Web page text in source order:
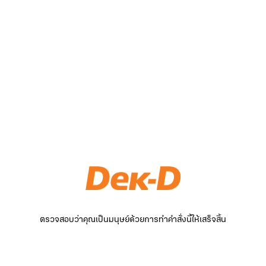
ตรวจสอบว่าคุณเป็นมนุษย์ด้วยการทำคำสั่งนี้ให้เสร็จสิ้น